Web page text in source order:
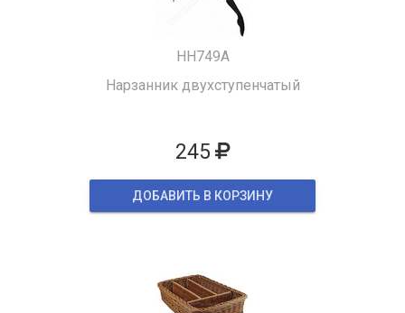
HH749A
Нарзанник двухступенчатый
245
ДОБАВИТЬ В КОРЗИНУ